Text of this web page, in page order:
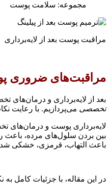
مجموعه: سلامت پوست
مراقبت پوست بعد از لایه‌برداری
مراقبت‌های ضروری
بعد از لایه‌برداری و
تخصصی می‌پردازیم. با رعایت
لایه‌برداری پوست و درمان‌های
بین بردن سلول‌های مرده،
باعث التهاب، قرمزی، خشکی
در این مقاله، با جزئیات کامل